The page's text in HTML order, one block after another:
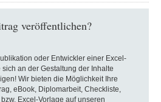
veröffentlichen?
oder Entwickler einer Excel-
an der Gestaltung der Inhalte
Wir bieten die Möglichkeit Ihre
eBook, Diplomarbeit, Checkliste,
Excel-Vorlage auf unseren